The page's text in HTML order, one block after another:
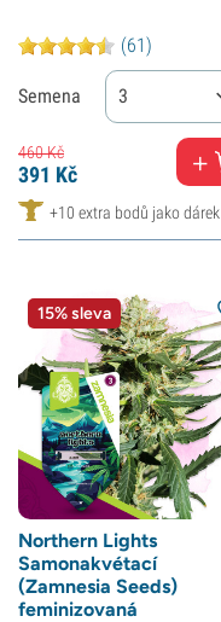
(61)
Semena 3
460Kč
391 Kč
+10 extra bodů jako dárek
15% sleva
Northern Lights
Samonakvétací
(Zamnesia Seeds)
feminizovaná